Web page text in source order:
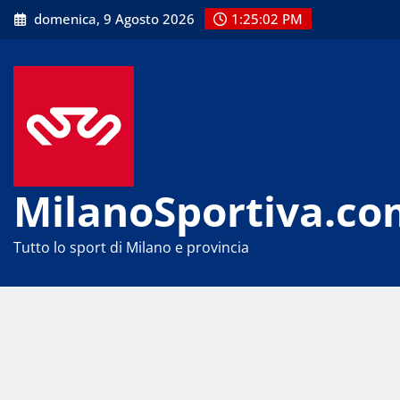
Skip
to
domenica, 9 Agosto 2026 1:25:02 PM
Tutto lo sport di Milano e provincia